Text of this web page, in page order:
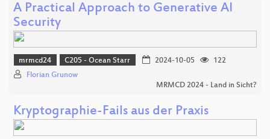
A Practical Approach to Generative AI
Security
mrmcd24 C205 - Ocean Starr 2024-10-05
122
Florian Grunow
MRMCD 2024 - Land in Sicht?
Kryptographie-Fails aus der Praxis